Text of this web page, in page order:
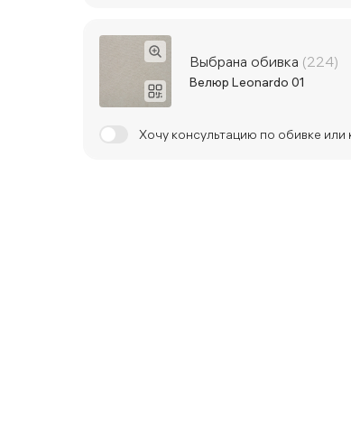
Выбрана обивка (224)
Велюр Leonardo 01
Хочу консультацию по обивке